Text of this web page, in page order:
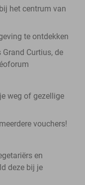
het centrum van
te ontdekken
Curtius, de
weg of gezellige
vouchers!
en
deze bij je